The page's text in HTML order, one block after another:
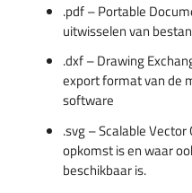
.pdf – Portable
uitwisselen van
.dxf – Drawing
export format van de
software
.svg – Scalable
opkomst is en waar
beschikbaar is.